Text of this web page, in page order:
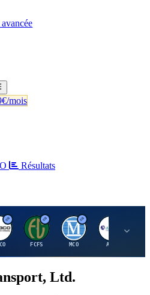
mois
Résultats
F
FCFS
M
MCO
A
AIT
Ltd.